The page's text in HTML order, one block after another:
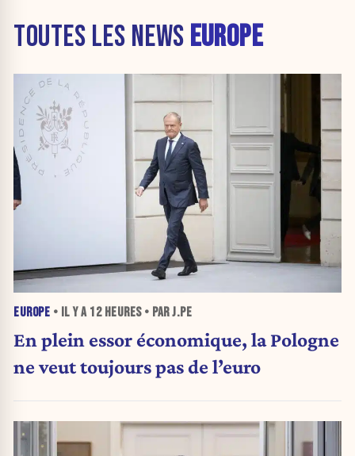
TOUTES LES NEWS EUROPE
EUROPE • IL Y A 12 HEURES• PAR J.PE
En plein essor économique, la Pologne
ne veut toujours pas de l’euro